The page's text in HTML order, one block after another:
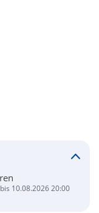
10.08.2026 20:00